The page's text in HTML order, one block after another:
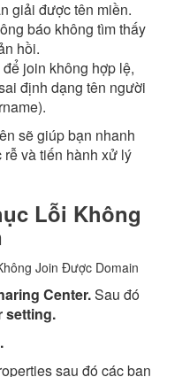
giải được tên miền.
báo không tìm thấy
hồi.
join không hợp lệ,
định dạng tên người
sẽ giúp bạn nhanh
và tiến hành xử lý
Lỗi Không
Center.Sau đó
setting.
sau đó các bạn